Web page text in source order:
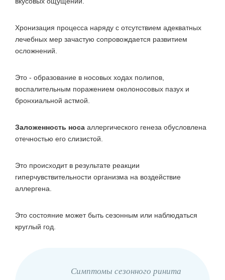
Хронизация процесса наряду с отсутствием адекватных
лечебных мер зачастую сопровождается развитием
осложнений.
Это - образование в носовых ходах полипов,
воспалительным поражением околоносовых пазух и
бронхиальной астмой.
Заложенность носа аллергического генеза обусловлена
отечностью его слизистой.
Это происходит в результате реакции
гиперчувствительности организма на воздействие
аллергена.
Это состояние может быть сезонным или наблюдаться
круглый год.
Симптомы сезонного ринита